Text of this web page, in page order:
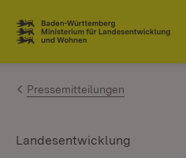
Zum Inhalt springen
Link zur Startseite
Pressemitteilungen
Landesentwicklung